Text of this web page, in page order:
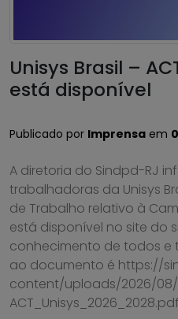
Unisys Brasil –
está disponível
Publicado por Imprensa em
A diretoria do Sindpd-RJ
trabalhadoras da Unisys
de Trabalho relativo à
está disponível no site do
conhecimento de todos e
ao documento é https://
content/uploads/2026/08/
ACT_Unisys_2026_2028.pdf